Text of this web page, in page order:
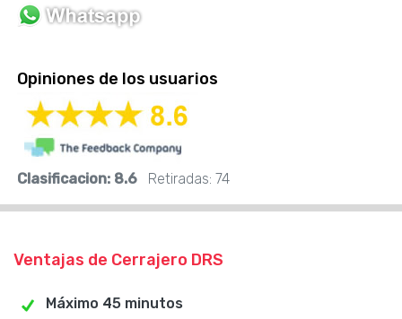
Opiniones de los usuarios
Clasificacion: 8.6 Retiradas: 74
Ventajas de Cerrajero DRS
Máximo 45 minutos